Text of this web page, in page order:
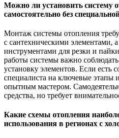
Можно ли установить систему
самостоятельно без
Монтаж системы отопления
с сантехническими элементами,
инструментами для резки и
работы системы важно
установку элементов. Если есть
специалиста на ключевые этапы
опытным мастером.
средства, но требует
Какие схемы отопления
использования в регионах с